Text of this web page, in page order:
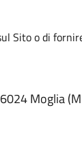
Sito o di
Moglia